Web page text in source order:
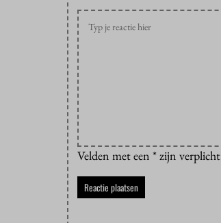
Velden met een * zijn verplicht